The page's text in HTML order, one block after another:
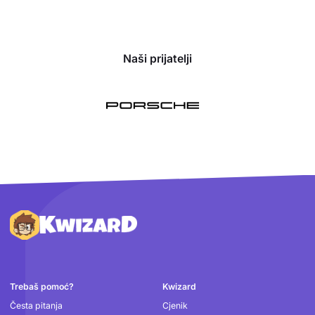
Naši prijatelji
Podnožje
Trebaš pomoć?
Česta pitanja
Kwizard
Cjenik